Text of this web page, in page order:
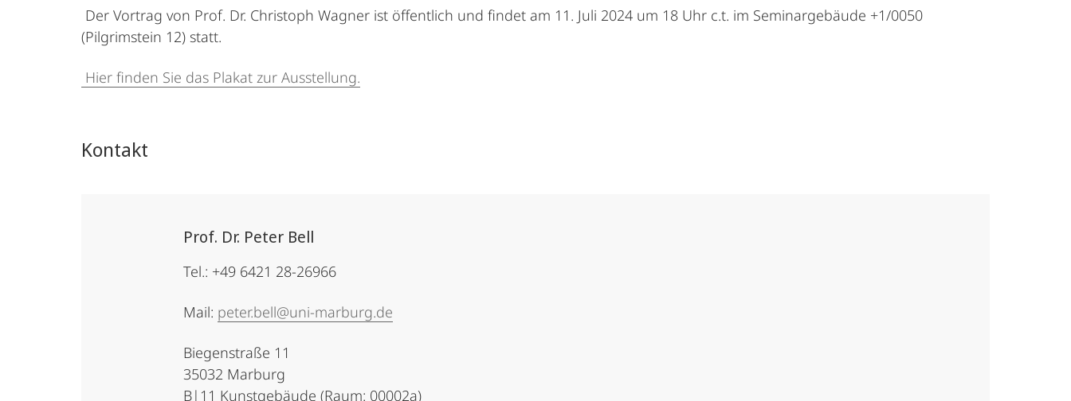
Der Vortrag von Prof. Dr. Christoph Wagner ist öffentlich und findet am 11. Juli 2024 um 18 Uhr c.t. im Seminargebäude +1/0050
(Pilgrimstein 12) statt.
Hier finden Sie das Plakat zur Ausstellung.
Kontakt
Prof. Dr. Peter Bell
Tel.: +49 6421 28-26966
Mail: peter.bell@uni-marburg.de
Biegenstraße 11
35032 Marburg
B|11 Kunstgebäude (Raum: 00002a)